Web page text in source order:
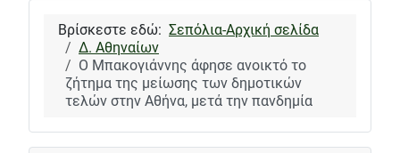
Βρίσκεστε εδώ: Σεπόλια-Αρχική σελίδα
Δ. Αθηναίων
Ο Μπακογιάννης άφησε ανοικτό το
ζήτημα της μείωσης των δημοτικών
τελών στην Αθήνα, μετά την πανδημία